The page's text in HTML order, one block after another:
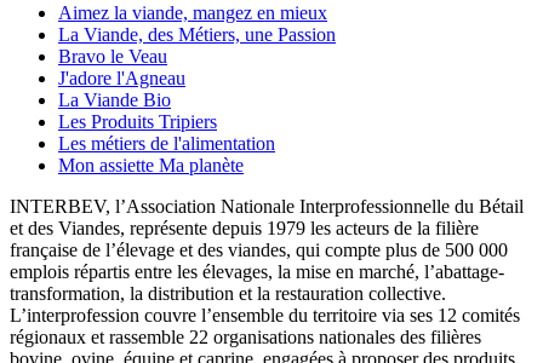
Aimez la viande, mangez en mieux
La Viande, des Métiers, une Passion
Bravo le Veau
J'adore l'Agneau
La Viande Bio
Les Produits Tripiers
Les métiers de l'alimentation
Mon assiette Ma planète
INTERBEV, l’Association Nationale Interprofessionnelle du Bétail
et des Viandes, représente depuis 1979 les acteurs de la filière
française de l’élevage et des viandes, qui compte plus de 500 000
emplois répartis entre les élevages, la mise en marché, l’abattage-
transformation, la distribution et la restauration collective.
L’interprofession couvre l’ensemble du territoire via ses 12 comités
régionaux et rassemble 22 organisations nationales des filières
bovine, ovine, équine et caprine, engagées à proposer des produits